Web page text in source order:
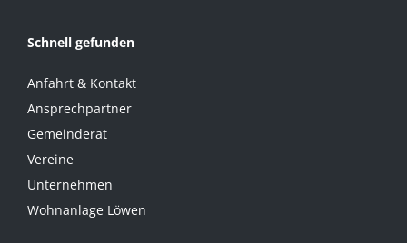
Schnell gefunden
Anfahrt & Kontakt
Ansprechpartner
Gemeinderat
Vereine
Unternehmen
Wohnanlage Löwen